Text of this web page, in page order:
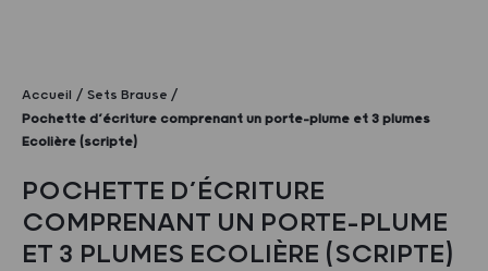
Accueil
Sets Brause
Pochette d’écriture comprenant un porte-plume et 3 plumes
Ecolière (scripte)
POCHETTE D’ÉCRITURE
COMPRENANT UN PORTE-PLUME
ET 3 PLUMES ECOLIÈRE (SCRIPTE)